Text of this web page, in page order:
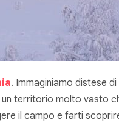
. Immaginiamo distese
territorio molto vasto
il campo e farti